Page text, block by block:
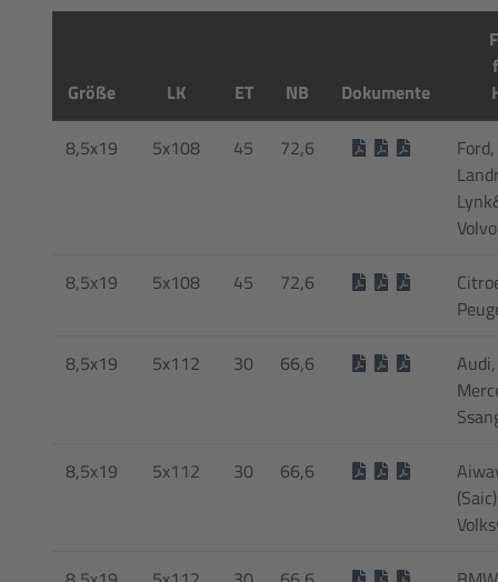
Größe LK ET NB Dokumente
8,5x19 5x108 45 72,6
Volvo
8,5x19 5x108 45 72,6
8,5x19 5x112 30 66,6
8,5x19 5x112 30 66,6